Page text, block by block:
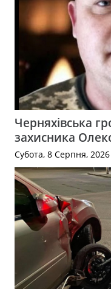
Черняхівська
захисника
Субота, 8 Серпня, 2026